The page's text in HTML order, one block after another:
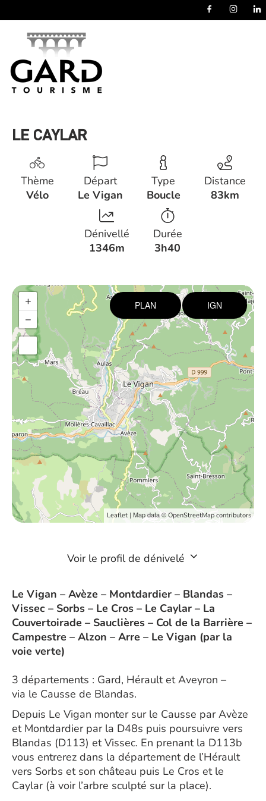
LE CAYLAR
Thème
Vélo
Départ
Le Vigan
Type
Boucle
Distance
83km
Dénivellé
1346m
Durée
3h40
+
−
PLAN IGN
Leaflet | Map data © OpenStreetMap contributors
Voir le profil de dénivelé
Le Vigan – Avèze – Montdardier – Blandas –
Vissec – Sorbs – Le Cros – Le Caylar – La
Couvertoirade – Sauclières – Col de la Barrière –
Campestre – Alzon – Arre – Le Vigan (par la
voie verte)
3 départements : Gard, Hérault et Aveyron –
via le Causse de Blandas.
Depuis Le Vigan monter sur le Causse par Avèze
et Montdardier par la D48s puis poursuivre vers
Blandas (D113) et Vissec. En prenant la D113b
vous entrerez dans la département de l’Hérault
vers Sorbs et son château puis Le Cros et le
Caylar (à voir l’arbre sculpté sur la place).